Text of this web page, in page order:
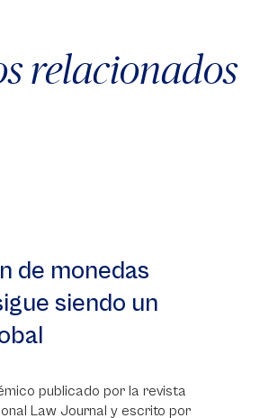
relacionados
de monedas
siendo un
publicado por la revista
Law Journal y escrito por